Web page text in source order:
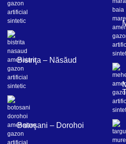
Bistriţa – Năsăud
Botoşani – Dorohoi